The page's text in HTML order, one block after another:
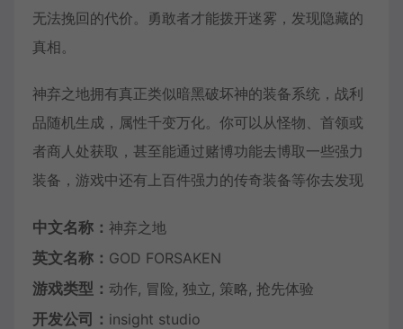
无法挽回的代价。勇敢者才能拨开迷雾，发现隐藏的
真相。
神弃之地拥有真正类似暗黑破坏神的装备系统，战利
品随机生成，属性千变万化。你可以从怪物、首领或
者商人处获取，甚至能通过赌博功能去博取一些强力
装备，游戏中还有上百件强力的传奇装备等你去发现
中文名称： 神弃之地
英文名称： GOD FORSAKEN
游戏类型： 动作, 冒险, 独立, 策略, 抢先体验
开发公司： insight studio